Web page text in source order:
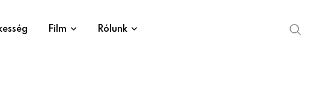
Film Rólunk